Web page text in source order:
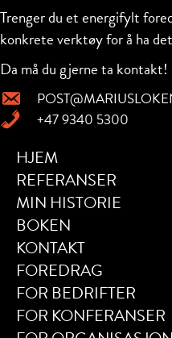
Trenger du et energifylt
konkrete verktøy for å ha
Da må du gjerne ta kontakt!
+47 9340 5300
HJEM
REFERANSER
MIN HISTORIE
BOKEN
KONTAKT
FOREDRAG
FOR BEDRIFTER
FOR KONFERANSER